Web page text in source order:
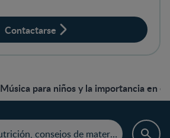
Contactarse
Música para niños y la importancia en